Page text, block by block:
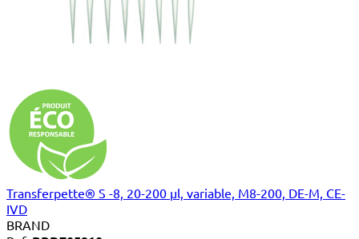
Transferpette® S -8, 20-200 µl, variable, M8-200, DE-M, CE-
IVD
BRAND